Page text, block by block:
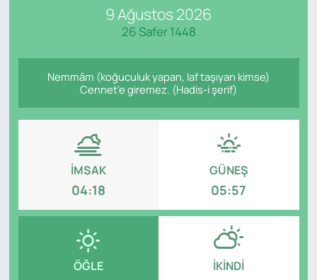
9 Ağustos 2026
26 Safer 1448
Nemmâm (koğuculuk yapan, laf taşıyan kimse)
Cennet'e giremez. (Hadis-i şerif)
İMSAK
04:18
GÜNEŞ
05:57
ÖĞLE İKINDI